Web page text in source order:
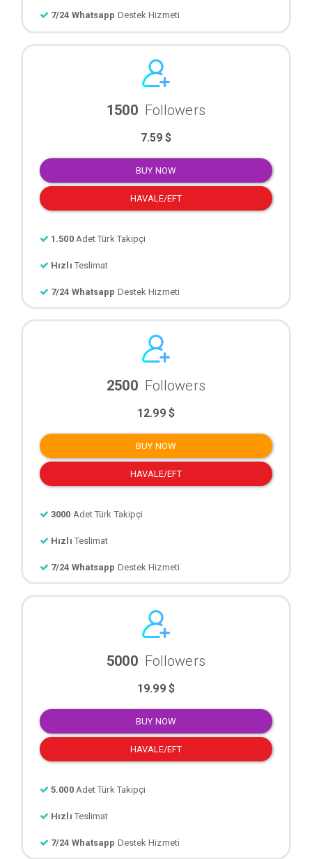
7/24 Whatsapp Destek Hizmeti
1500 Followers
7.59 $
BUY NOW
HAVALE/EFT
1.500 Adet Türk Takipçi
Hızlı Teslimat
7/24 Whatsapp Destek Hizmeti
2500 Followers
12.99 $
BUY NOW
HAVALE/EFT
3000 Adet Türk Takipçi
Hızlı Teslimat
7/24 Whatsapp Destek Hizmeti
5000 Followers
19.99 $
BUY NOW
HAVALE/EFT
5.000 Adet Türk Takipçi
Hızlı Teslimat
7/24 Whatsapp Destek Hizmeti